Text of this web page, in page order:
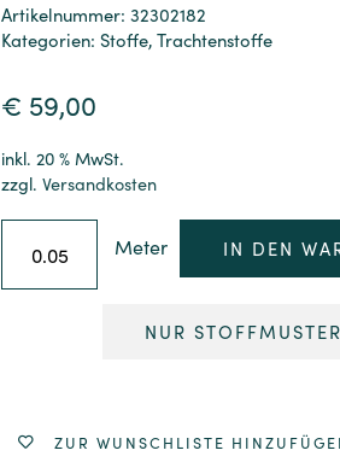
Artikelnummer: 32302182
Kategorien:Stoffe,Trachtenstoffe
€ 59,00
inkl. 20 % MwSt.
zzgl.Versandkosten
Meter IN DEN
NUR
ZUR WUNSCHLISTE